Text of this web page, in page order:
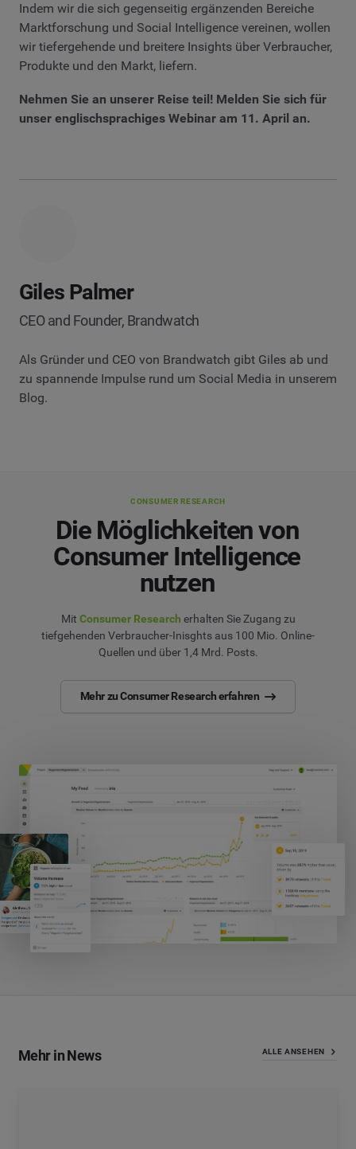
Indem wir die sich gegenseitig ergänzenden Bereiche
Marktforschung und Social Intelligence vereinen, wollen
wir tiefergehende und breitere Insights über Verbraucher,
Produkte und den Markt, liefern.
Nehmen Sie an unserer Reise teil! Melden Sie sich für
unser englischsprachiges Webinar am 11. April an.
Giles Palmer
CEO and Founder, Brandwatch
Als Gründer und CEO von Brandwatch gibt Giles ab und
zu spannende Impulse rund um Social Media in unserem
Blog.
CONSUMER RESEARCH
Die Möglichkeiten von
Consumer Intelligence
nutzen
Mit Consumer Research erhalten Sie Zugang zu
tiefgehenden Verbraucher-Inisghts aus 100 Mio. Online-
Quellen und über 1,4 Mrd. Posts.
Mehr zu Consumer Research erfahren
Mehr in News ALLE ANSEHEN